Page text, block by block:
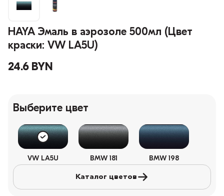
HAYA Эмаль в аэрозоле 500мл (Цвет
краски: VW LA5U)
24.6 BYN
Выберите цвет
VW LA5U BMW 181 BMW 198
Каталог цветов